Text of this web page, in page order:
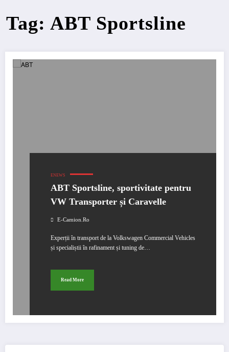
Tag: ABT Sportsline
ENEWS
ABT Sportsline, sportivitate pentru
VW Transporter și Caravelle
E-Camion.ro
Experții în transport de la Volkswagen Commercial Vehicles
și specialiștii în rafinament și tuning de…
Read More